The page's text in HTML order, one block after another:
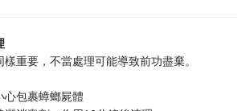
重要，不當處理可能導致前功盡棄。
心包裹蟑螂屍體